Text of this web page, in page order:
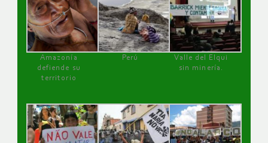
Amazonía
defiende su
territorio
Perú
Valle del Elqui
sin minería.